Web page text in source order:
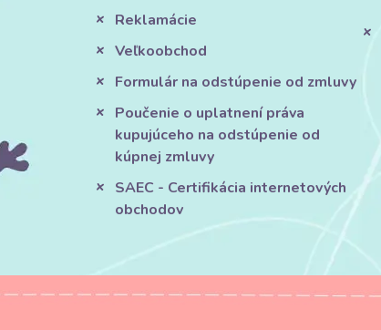
Reklamácie
Veľkoobchod
Formulár na odstúpenie od zmluvy
Poučenie o uplatnení práva
kupujúceho na odstúpenie od
kúpnej zmluvy
SAEC - Certifikácia internetových
obchodov